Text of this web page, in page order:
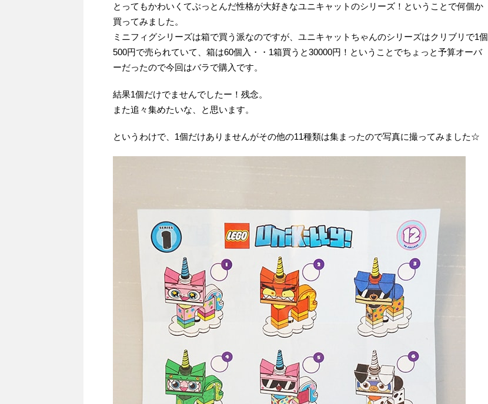
とってもかわいくてぶっとんだ性格が大好きなユニキャットのシリーズ！ということで何個か
買ってみました。
ミニフィグシリーズは箱で買う派なのですが、ユニキャットちゃんのシリーズはクリブリで1個
500円で売られていて、箱は60個入・・1箱買うと30000円！ということでちょっと予算オーバ
ーだったので今回はバラで購入です。
結果1個だけでませんでしたー！残念。
また追々集めたいな、と思います。
というわけで、1個だけありませんがその他の11種類は集まったので写真に撮ってみました☆